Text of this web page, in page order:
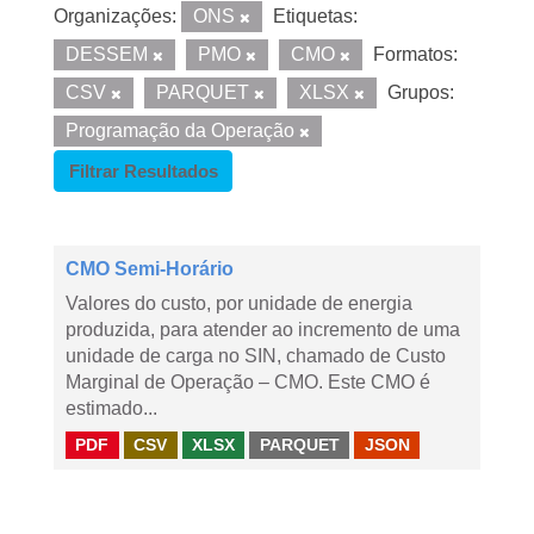
Organizações: ONS
Etiquetas:
DESSEM
PMO CMO
Formatos:
CSV
PARQUET XLSX
Grupos:
Programação da Operação
Filtrar Resultados
CMO Semi-Horário
Valores do custo, por unidade de energia
produzida, para atender ao incremento de uma
unidade de carga no SIN, chamado de Custo
Marginal de Operação – CMO. Este CMO é
estimado...
PDF CSV XLSX PARQUET JSON